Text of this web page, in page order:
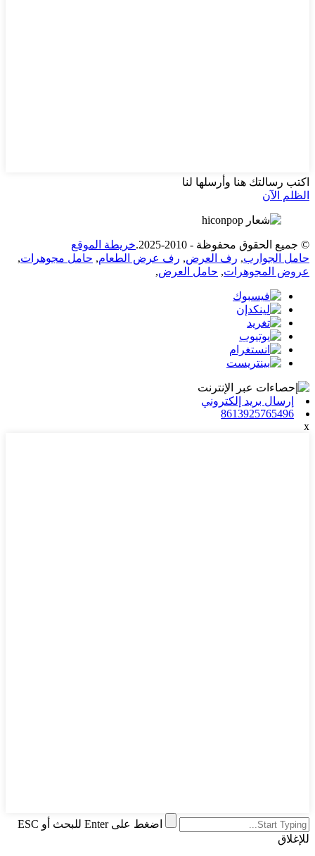
اكتب رسالتك هنا وأرسلها لنا
الظلم الآن
© جميع الحقوق محفوظة - 2010-2025.
خريطة الموقع
حامل الجوارب, رف العرض, رف عرض الطعام, حامل مجوهرات,
عروض المجوهرات, حامل العرض,
إرسال بريد إلكتروني
8613925765496
x
اضغط على Enter للبحث أو ESC
للإغلاق